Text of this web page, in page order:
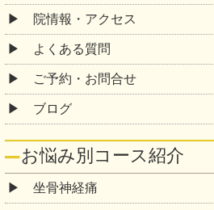
院情報・アクセス
よくある質問
ご予約・お問合せ
ブログ
お悩み別コース紹介
坐骨神経痛